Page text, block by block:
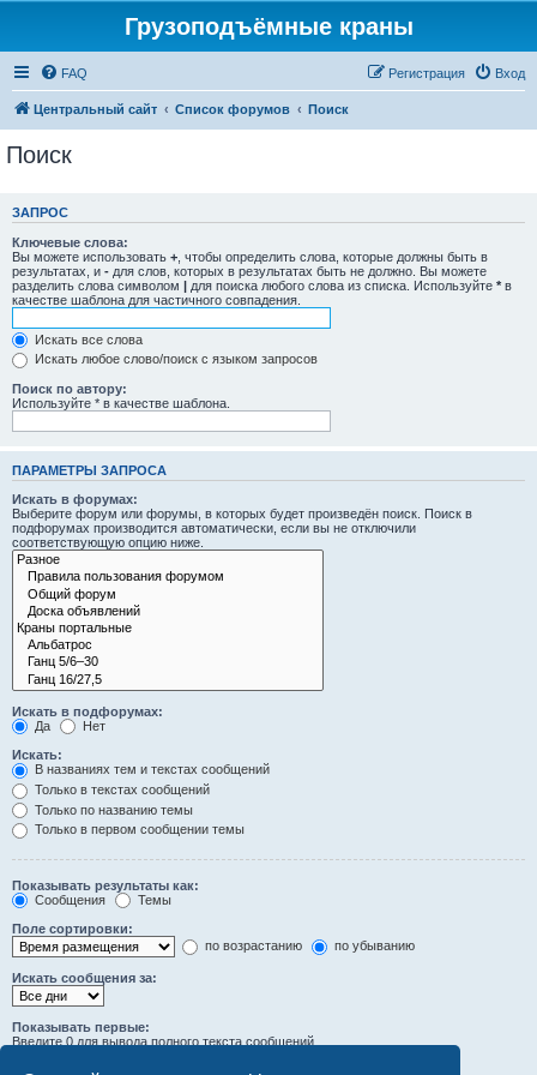
Грузоподъёмные краны
FAQ Вход
Регистрация
Центральный сайт Список форумов Поиск
Поиск
ЗАПРОС
Ключевые слова:
Вы можете использовать + , чтобы определить слова, которые должны быть в
результатах, и - для слов, которых в результатах быть не должно. Вы можете
разделить слова символом | для поиска любого слова из списка. Используйте * в
качестве шаблона для частичного совпадения.
Искать все слова
Искать любое слово/поиск с языком запросов
Поиск по автору:
Используйте * в качестве шаблона.
ПАРАМЕТРЫ ЗАПРОСА
Искать в форумах:
Выберите форум или форумы, в которых будет произведён поиск. Поиск в
подфорумах производится автоматически, если вы не отключили
соответствующую опцию ниже.
Искать в подфорумах:
Да
Нет
Искать:
В названиях тем и текстах сообщений
Только в текстах сообщений
Только по названию темы
Только в первом сообщении темы
Показывать результаты как:
Сообщения
Темы
Поле сортировки:
по возрастанию
по убыванию
Искать сообщения за:
Показывать первые:
Введите 0 для вывода полного текста сообщений.